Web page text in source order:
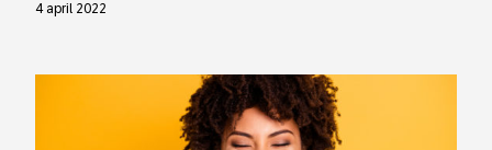
4 april 2022